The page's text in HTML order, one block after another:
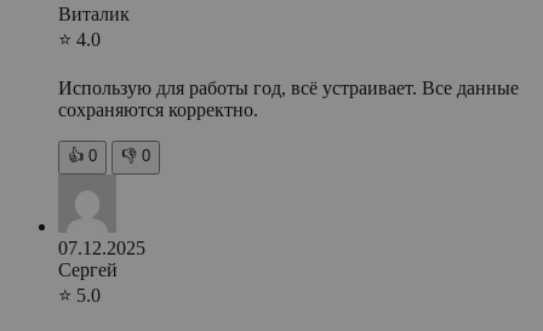
Виталик
⭐ 4.0
Использую для работы год, всё устраивает. Все данные
сохраняются корректно.
👍 0 👎 0
07.12.2025
Сергей
⭐ 5.0